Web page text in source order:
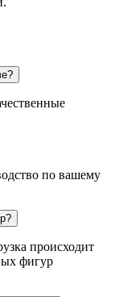
по вашему
происходит
фигур